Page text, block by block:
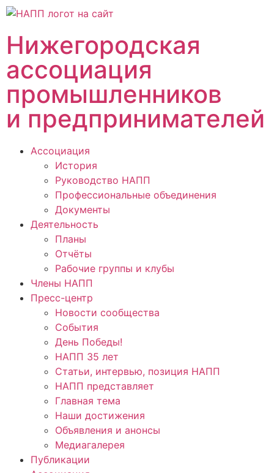
Нижегородская
ассоциация
промышленников
и предпринимателей
Ассоциация
История
Руководство НАПП
Профессиональные объединения
Документы
Деятельность
Планы
Отчёты
Рабочие группы и клубы
Члены НАПП
Пресс-центр
Новости сообщества
События
День Победы!
НАПП 35 лет
Статьи, интервью, позиция НАПП
НАПП представляет
Главная тема
Наши достижения
Объявления и анонсы
Медиагалерея
Публикации